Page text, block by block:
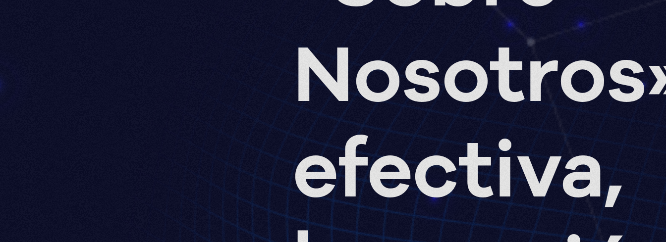
efectiva,